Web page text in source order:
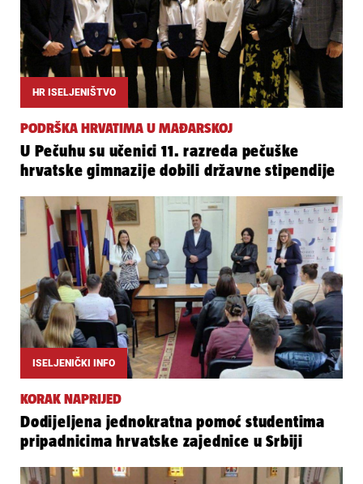
HR ISELJENIŠTVO
PODRŠKA HRVATIMA U MAĐARSKOJ
U Pečuhu su učenici 11. razreda pečuške
hrvatske gimnazije dobili državne stipendije
ISELJENIČKI INFO
KORAK NAPRIJED
Dodijeljena jednokratna pomoć studentima
pripadnicima hrvatske zajednice u Srbiji